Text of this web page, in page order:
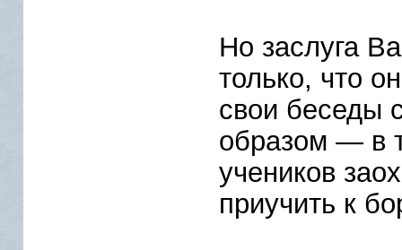
Но заслуга
только, что
свои беседы
образом — в
учеников
приучить к